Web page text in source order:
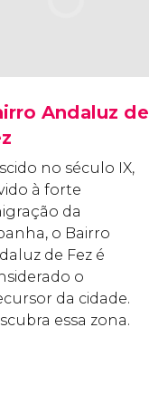
Andaluz de
no século IX,
à forte
da
o Bairro
de Fez é
o
da cidade.
essa zona.